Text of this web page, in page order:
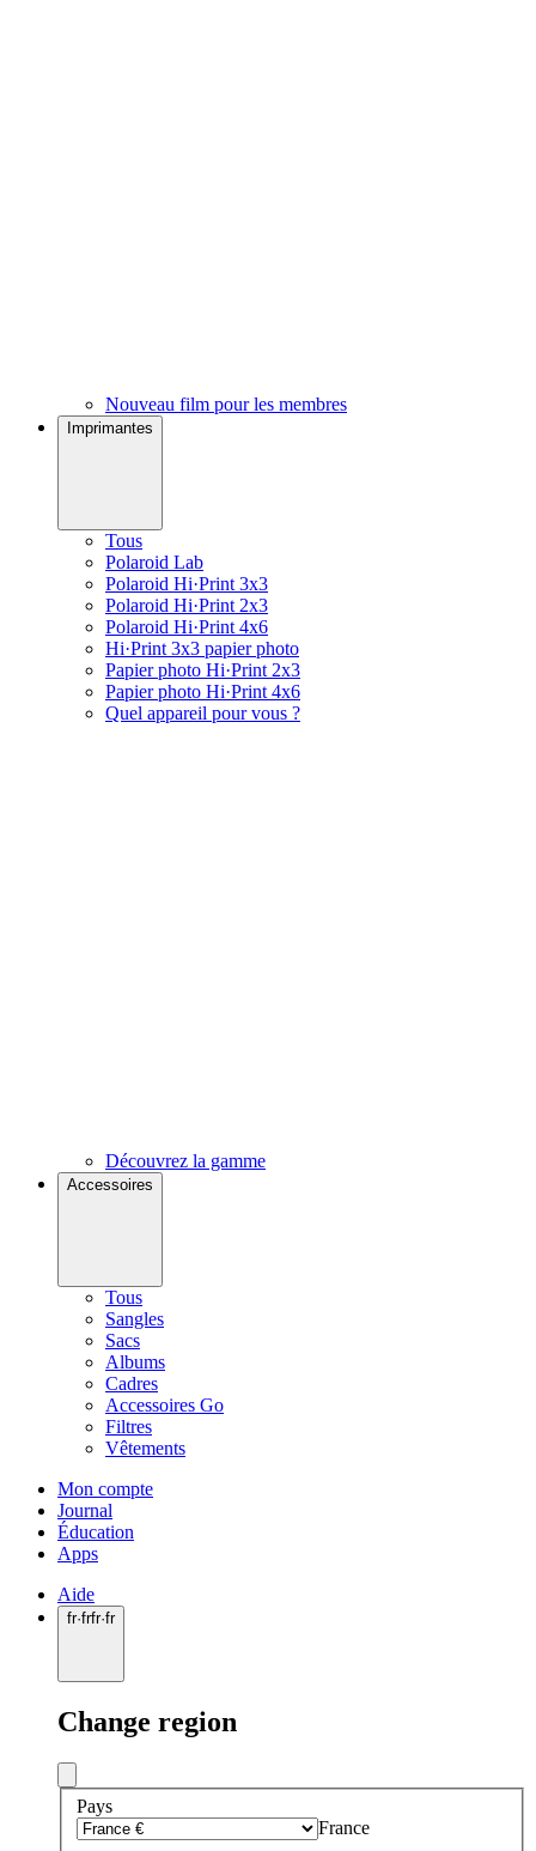
Nouveau film pour les membres
Imprimantes
Tous
Polaroid Lab
Polaroid Hi·Print 3x3
Polaroid Hi·Print 2x3
Polaroid Hi·Print 4x6
Hi·Print 3x3 papier photo
Papier photo Hi·Print 2x3
Papier photo Hi·Print 4x6
Quel appareil pour vous ?
Découvrez la gamme
Accessoires
Tous
Sangles
Sacs
Albums
Cadres
Accessoires Go
Filtres
Vêtements
Mon compte
Journal
Éducation
Apps
Aide
fr·frfr·fr
Change region
Pays
France